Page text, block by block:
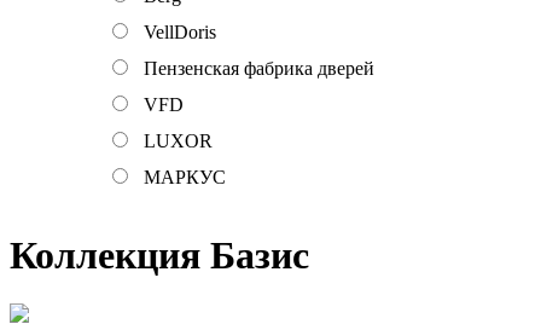
VellDoris
Пензенская фабрика дверей
VFD
LUXOR
МАРКУС
Коллекция Базис